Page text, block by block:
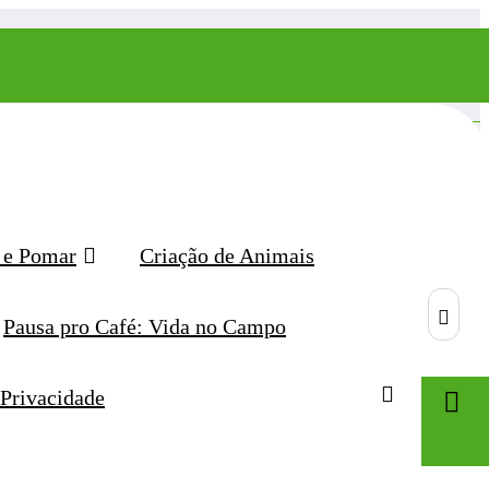
Pomar Criação de Animais
Pausa pro Café: Vida no Campo